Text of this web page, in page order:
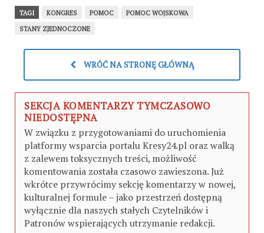
TAGI KONGRES POMOC
POMOC WOJSKOWA
STANY ZJEDNOCZONE
WRÓĆ NA STRONĘ GŁÓWNĄ
SEKCJA KOMENTARZY TYMCZASOWO
NIEDOSTĘPNA
W związku z przygotowaniami do uruchomienia
platformy wsparcia portalu Kresy24.pl oraz walką
z zalewem toksycznych treści, możliwość
komentowania została czasowo zawieszona. Już
wkrótce przywrócimy sekcję komentarzy w nowej,
kulturalnej formule – jako przestrzeń dostępną
wyłącznie dla naszych stałych Czytelników i
Patronów wspierających utrzymanie redakcji.